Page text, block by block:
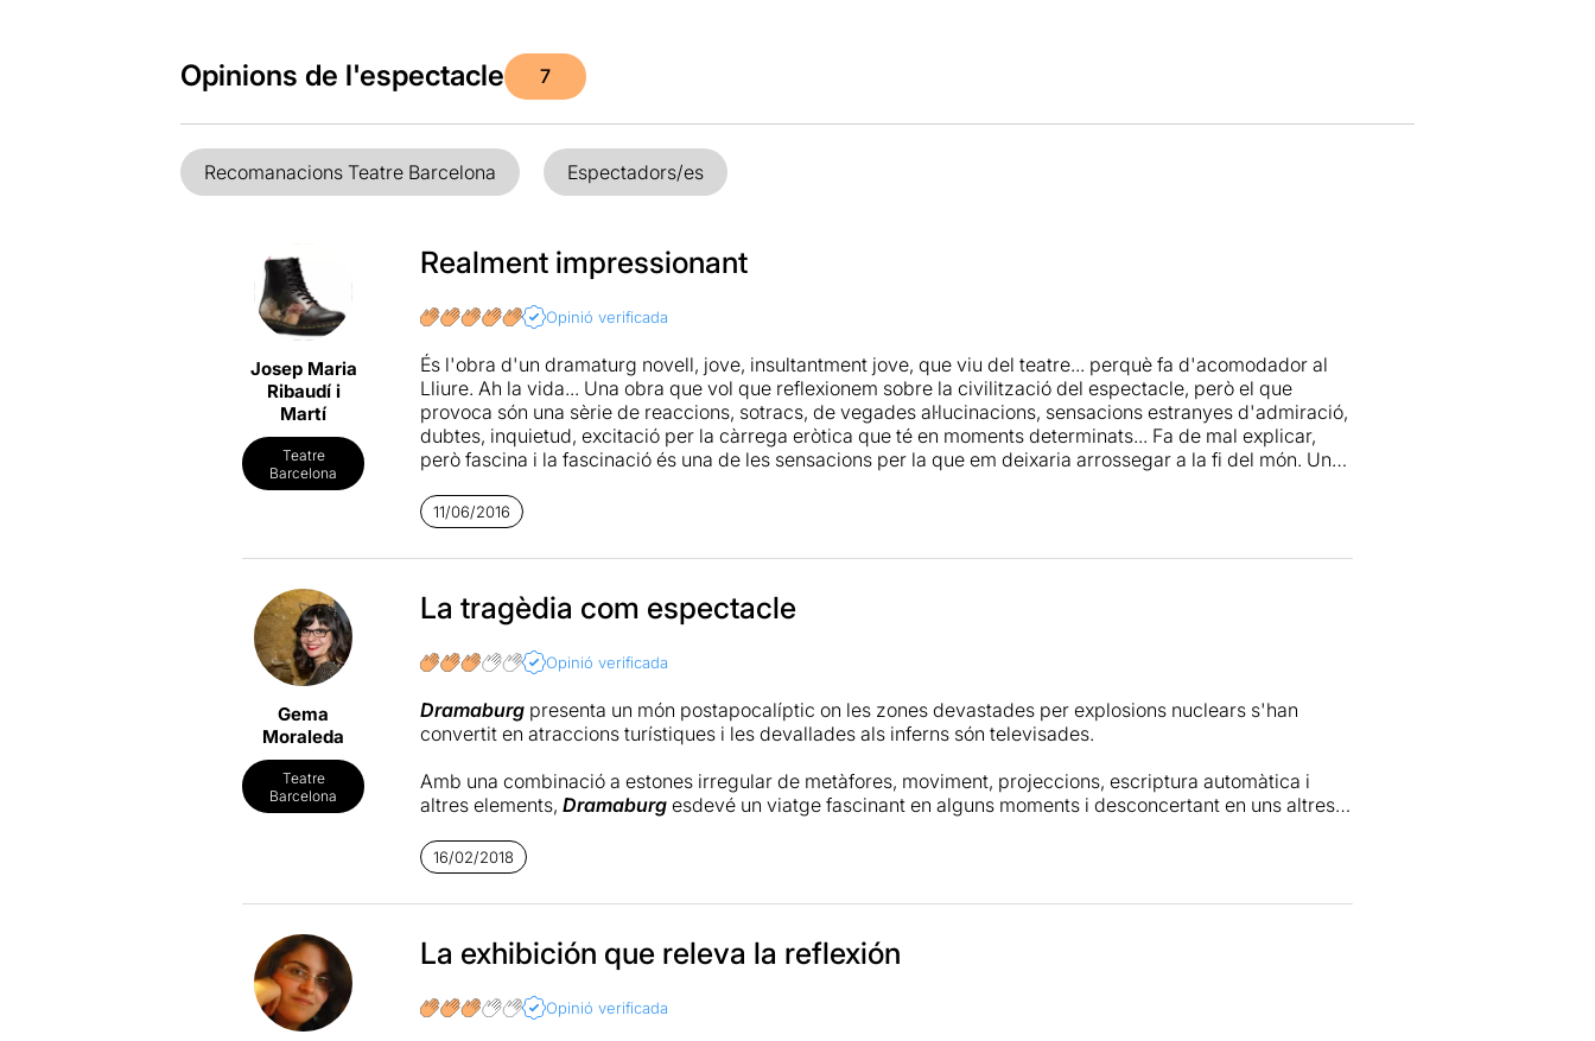
Opinions de l'espectacle 7
Recomanacions Teatre Barcelona Espectadors/es
Josep Maria
Ribaudí i
Martí
Teatre
Barcelona
Realment impressionant
Opinió verificada
És l'obra d'un dramaturg novell, jove, insultantment jove, que viu del teatre... perquè fa d'acomodador al
Lliure. Ah la vida... Una obra que vol que reflexionem sobre la civilització del espectacle, però el que
provoca són una sèrie de reaccions, sotracs, de vegades al·lucinacions, sensacions estranyes d'admiració,
dubtes, inquietud, excitació per la càrrega eròtica que té en moments determinats... Fa de mal explicar,
però fascina i la fascinació és una de les sensacions per la que em deixaria arrossegar a la fi del món. Un
veure-la, no sigueu rucs; és imprescindible.
Crítica completa » http://bit.ly/1UF5YiM
11/06/2016
Gema
Moraleda
Teatre
Barcelona
La tragèdia com espectacle
Opinió verificada
Dramaburgpresenta un món postapocalíptic on les zones devastades per explosions nuclears s'han
convertit en atraccions turístiques i les devallades als inferns són televisades.
Amb una combinació a estones irregular de metàfores, moviment, projeccions, escriptura automàtica i
altres elements, Dramaburgesdevé un viatge fascinant en alguns moments i desconcertant en uns altres.
muntatge fàcil però conté moments i idees interessants.
Més informació a Somnis de teatre
16/02/2018
La exhibición que releva la reflexión
Opinió verificada